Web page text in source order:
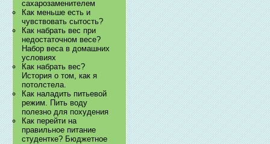
сахарозаменителем
Как меньше есть и
чувствовать сытость?
Как набрать вес при
недостаточном весе?
Набор веса в домашних
условиях
Как набрать вес?
История о том, как я
потолстела.
Как наладить питьевой
режим. Пить воду
полезно для похудения
Как перейти на
правильное питание
студентке? Бюджетное